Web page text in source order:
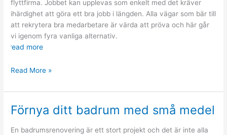
flyttfirma. Jobbet kan upplevas som enkelt med det kräver
ihärdighet att göra ett bra jobb i längden. Alla vägar som bär till
att rekrytera bra medarbetare är värda att pröva och här går
vi igenom fyra vanliga alternativ.
read more
Fyra
att
till
Read More »
Förnya ditt badrum med små medel
En badrumsrenovering är ett stort projekt och det är inte alla